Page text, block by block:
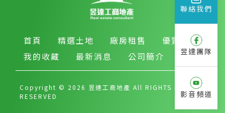
首頁 精選土地 廠房租售
優質房產
我的收藏
最新消息 公司簡介
Copyright © 2026 昱達工商地產 All RIGHTS
RESERVED
聯絡我們
昱達團隊
影音頻道